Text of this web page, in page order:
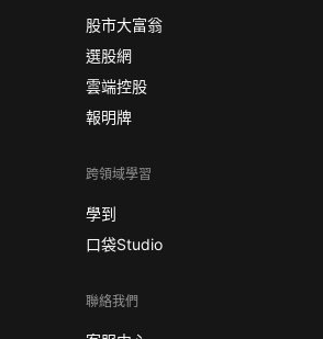
股市大富翁
選股網
雲端控股
報明牌
跨領域學習
學到
口袋Studio
聯絡我們